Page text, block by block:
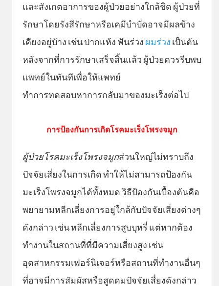
และสังเกตอาการของผู้ป่วยอย่างใกล้ชิด ผู้ป่วยที่
รักษาโดยรังสีรักษาหรือเคมีบำบัดอาจมีผลข้าง
เคียงอยู่บ้าง เช่น ปากแห้ง ฟันร่วง ผมร่วง เป็นต้น
หลังจากที่การรักษาเสร็จสิ้นแล้ว ผู้ป่วยควรรีบพบ
แพทย์ในทันทีเพื่อให้แพทย์
ทำการทดสอบหาการกลับมาของมะเร็งต่อไป
การป้องกันการเกิดโรคมะเร็งโพรงจมูก
ผู้ป่วยโรคมะเร็งโพรงจมูกส่วนใหญ่ไม่ทราบถึง
ปัจจัยเสี่ยงในการเกิด ทำให้ไม่สามารถป้องกัน
มะเร็งโพรงจมูกได้ทั้งหมด วิธีป้องกันเบื้องต้นคือ
พยายามหลีกเลี่ยงการอยู่ใกล้กับปัจจัยเสี่ยงต่างๆ
ดังกล่าว เช่น หลีกเลี่ยงการสูบบุหรี่ แต่หากต้อง
ทำงานในสถานที่ที่มีความเสี่ยงสูง เช่น
อุตสาหกรรมเฟอร์นิเจอร์หรือสถานที่ทำงานอื่นๆ
ที่อาจมีการสัมผัสหรือสูดดมปัจจัยเสี่ยงดังกล่าว